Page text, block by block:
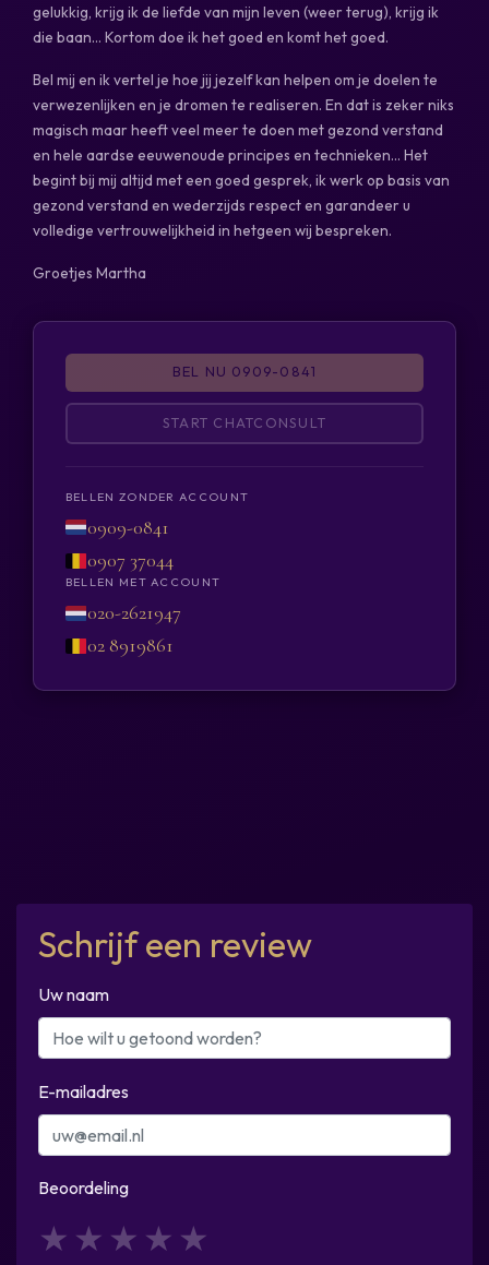
gelukkig, krijg ik de liefde van mijn leven (weer terug), krijg ik
die baan… Kortom doe ik het goed en komt het goed.
Bel mij en ik vertel je hoe jij jezelf kan helpen om je doelen te
verwezenlijken en je dromen te realiseren. En dat is zeker niks
magisch maar heeft veel meer te doen met gezond verstand
en hele aardse eeuwenoude principes en technieken... Het
begint bij mij altijd met een goed gesprek, ik werk op basis van
gezond verstand en wederzijds respect en garandeer u
volledige vertrouwelijkheid in hetgeen wij bespreken.
Groetjes Martha
BEL NU 0909-0841
START CHATCONSULT
BELLEN ZONDER ACCOUNT
0909-0841
0907 37044
BELLEN MET ACCOUNT
020-2621947
02 8919861
Schrijf een review
Uw naam
E-mailadres
Beoordeling
4
3
2
1